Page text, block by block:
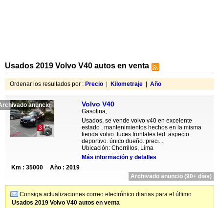
Usados 2019 Volvo V40 autos en venta
Ordenar los resultados por : Precio Kilometraje Año
anuncio
3
Volvo V40
Gasolina,
Usados, se vende volvo v40 en excelente
estado , mantenimientos hechos en la misma
tienda volvo. luces frontales led. aspecto
deportivo. único dueño. preci...
Ubicación: Chorrillos, Lima
Más información y detalles
Km : 35000
Año : 2019
Archivado anuncio (90+ días)
Consiga actualizaciones correo electrónico diarias para el último
Usados 2019 Volvo V40 autos en venta